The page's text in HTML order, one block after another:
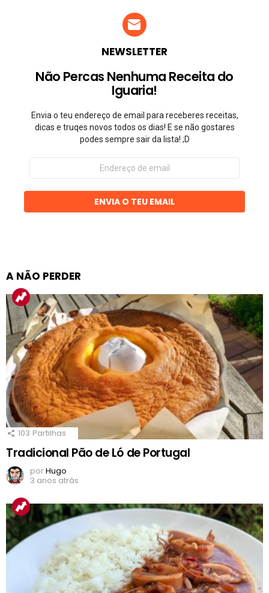
NEWSLETTER
Não Percas Nenhuma Receita do
Iguaria!
Envia o teu endereço de email para receberes receitas,
dicas e truqes novos todos os dias! E se não gostares
podes sempre sair da lista! ;D
Endereço
email
ENVIA O TEU EMAIL
A NÃO PERDER
103 Partilhas
Tradicional Pão de Ló de Portugal
porHugo
3 anos atrás